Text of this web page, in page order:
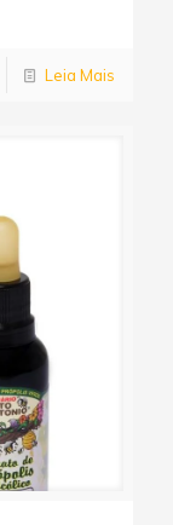
Leia Mais